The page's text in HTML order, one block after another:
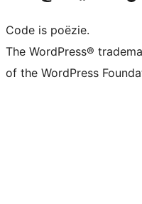
Code is poëzie.
The WordPress®
of the WordPress